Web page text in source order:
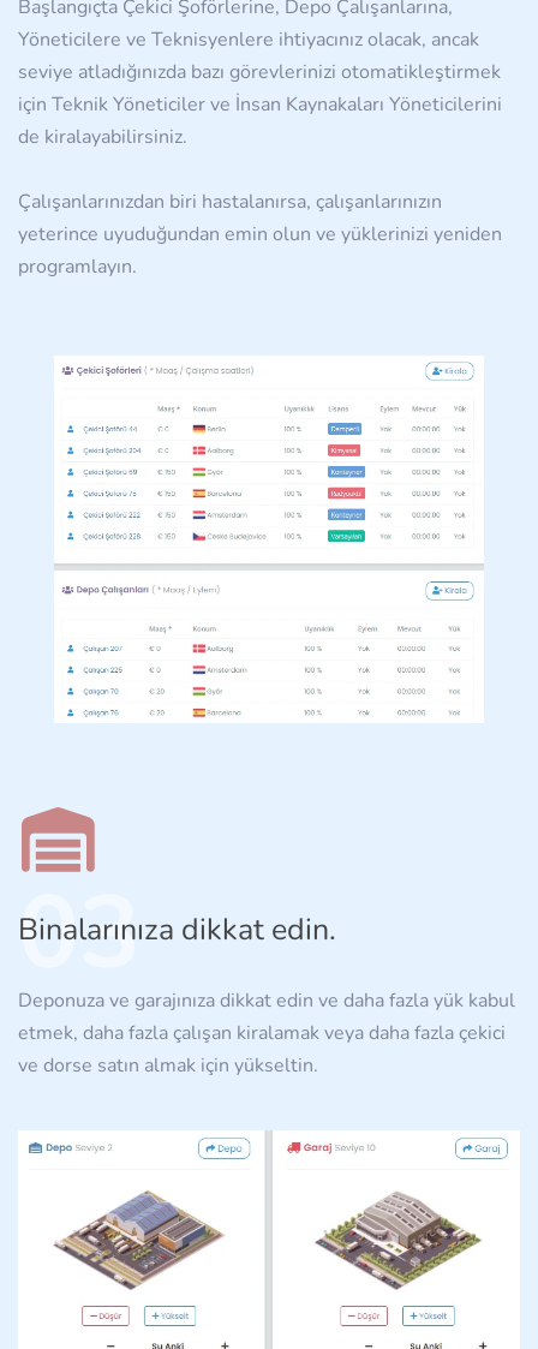
Başlangıçta Çekici Şoförlerine, Depo Çalışanlarına,
Yöneticilere ve Teknisyenlere ihtiyacınız olacak, ancak
seviye atladığınızda bazı görevlerinizi otomatikleştirmek
için Teknik Yöneticiler ve İnsan Kaynakaları Yöneticilerini
de kiralayabilirsiniz.
Çalışanlarınızdan biri hastalanırsa, çalışanlarınızın
yeterince uyuduğundan emin olun ve yüklerinizi yeniden
programlayın.
03
Binalarınıza dikkat edin.
Deponuza ve garajınıza dikkat edin ve daha fazla yük kabul
etmek, daha fazla çalışan kiralamak veya daha fazla çekici
ve dorse satın almak için yükseltin.